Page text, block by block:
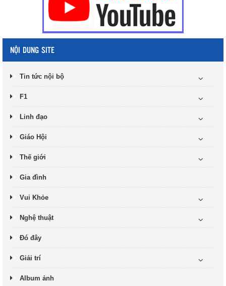
NỘI DUNG SITE
Tin tức nội bộ
F1
Linh đạo
Giáo Hội
Thế giới
Gia đình
Vui Khỏe
Nghệ thuật
Đó đây
Giải trí
Album ảnh